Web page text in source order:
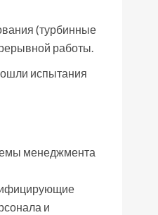
(турбинные
работы.
испытания
менеджмента
и